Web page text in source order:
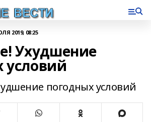
2019, 08:25
Ухудшение
условий
погодных условий